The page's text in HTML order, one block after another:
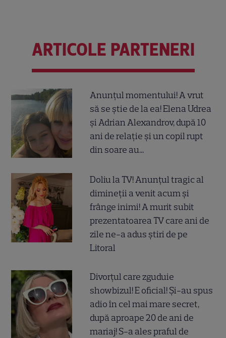
ARTICOLE PARTENERI
Anunțul momentului! A vrut
să se știe de la ea! Elena Udrea
și Adrian Alexandrov, după 10
ani de relație și un copil rupt
din soare au...
Doliu la TV! Anunțul tragic al
dimineții a venit acum și
frânge inimi! A murit subit
prezentatoarea TV care ani de
zile ne-a adus știri de pe
Litoral
Divorțul care zguduie
showbizul! E oficial! Și-au spus
adio în cel mai mare secret,
după aproape 20 de ani de
mariaj! S-a ales praful de